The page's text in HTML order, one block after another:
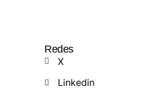
Redes
X
Linkedin